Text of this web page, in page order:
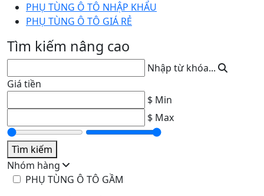
PHỤ TÙNG Ô TÔ NHẬP KHẨU
PHỤ TÙNG Ô TÔ GIÁ RẺ
Tìm kiếm nâng cao
Nhập từ khóa...
Giá tiền
$ Min
$ Max
Tìm kiếm
Nhóm hàng
PHỤ TÙNG Ô TÔ GẦM